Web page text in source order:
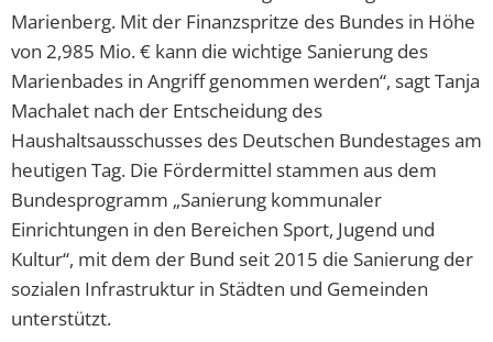
Marienberg. Mit der Finanzspritze des Bundes in Höhe
von 2,985 Mio. € kann die wichtige Sanierung des
Marienbades in Angriff genommen werden“, sagt Tanja
Machalet nach der Entscheidung des
Haushaltsausschusses des Deutschen Bundestages am
heutigen Tag. Die Fördermittel stammen aus dem
Bundesprogramm „Sanierung kommunaler
Einrichtungen in den Bereichen Sport, Jugend und
Kultur“, mit dem der Bund seit 2015 die Sanierung der
sozialen Infrastruktur in Städten und Gemeinden
unterstützt.